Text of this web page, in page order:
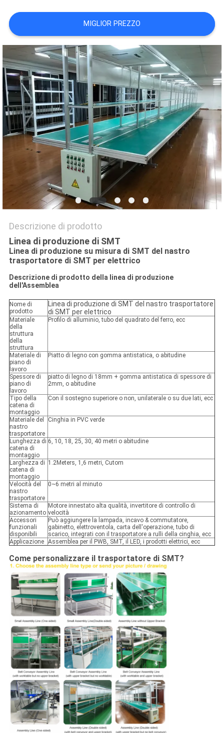
CITAZIONE
VR
MAPPA
DEL
SITO
PRIVACY
POLICY
MIGLIOR PREZZO
Descrizione di prodotto
Linea di produzione di SMT
Linea di produzione su misura di SMT del nastro
trasportatore di SMT per elettrico
Descrizione di prodotto della linea di produzione
dell'Assemblea
Nome di
prodotto
Linea di produzione di SMT del nastro trasportatore
di SMT per elettrico
Materiale
della
struttura
della
struttura
Profilo di alluminio, tubo del quadrato del ferro, ecc
Materiale di
piano di
lavoro
Piatto di legno con gomma antistatica, o abitudine
Spessore di
piano di
lavoro
piatto di legno di 18mm + gomma antistatica di spessore di
2mm, o abitudine
Tipo della
catena di
montaggio
Con il sostegno superiore o non, unilaterale o su due lati, ecc
Materiale del
nastro
trasportatore
Cinghia in PVC verde
Lunghezza di
catena di
montaggio
6, 10, 18, 25, 30, 40 metri o abitudine
Larghezza di
catena di
montaggio
1.2Meters, 1,6 metri, Cutom
Velocità del
nastro
trasportatore
0~6 metri al minuto
Sistema di
azionamento
Motore innestato alta qualità, invertitore di controllo di
velocità
Accessori
funzionali
disponibili
Può aggiungere la lampada, incavo & commutatore,
gabinetto, elettroventola, carta dell'operazione, tubo di
scarico, integrati con il trasportatore a rulli della cinghia, ecc
Applicazione Assemblea per il PWB, SMT, il LED, i prodotti elettrici, ecc
Come personalizzare il trasportatore di SMT?